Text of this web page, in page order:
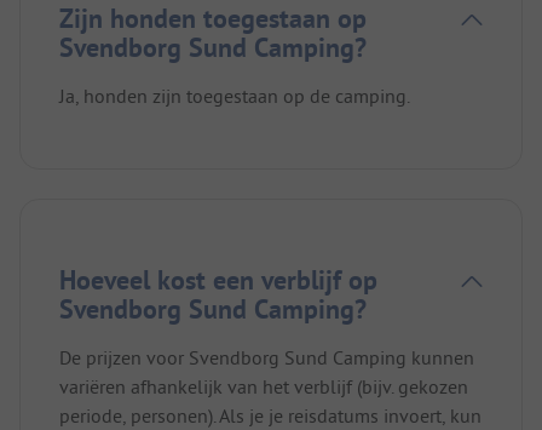
Zijn honden toegestaan op
Svendborg Sund Camping?
Ja, honden zijn toegestaan op de camping.
Hoeveel kost een verblijf op
Svendborg Sund Camping?
De prijzen voor Svendborg Sund Camping kunnen
variëren afhankelijk van het verblijf (bijv. gekozen
periode, personen). Als je je reisdatums invoert, kun